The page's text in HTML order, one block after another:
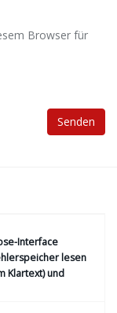
Browser für
Interface
lesen
Klartext) und